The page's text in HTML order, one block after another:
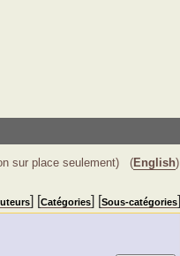
sur place seulement) (English)
] [Catégories] [Sous-catégories]